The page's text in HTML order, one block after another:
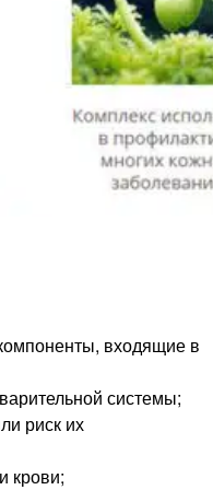
входящие в
системы;
риск их
крови;